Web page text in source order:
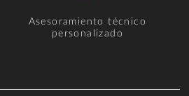
Asesoramiento técnico
personalizado